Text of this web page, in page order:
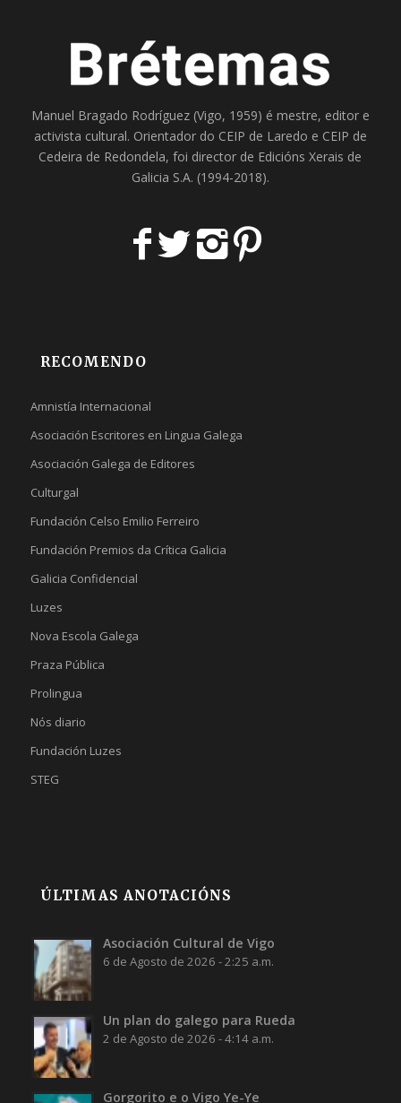
Manuel Bragado Rodríguez (Vigo, 1959) é mestre, editor e
activista cultural. Orientador do CEIP de Laredo e CEIP de
Cedeira de Redondela, foi director de Edicións Xerais de
Galicia S.A. (1994-2018).
RECOMENDO
Amnistía Internacional
Asociación Escritores en Lingua Galega
Asociación Galega de Editores
Culturgal
Fundación Celso Emilio Ferreiro
Fundación Premios da Crítica Galicia
Galicia Confidencial
Luzes
Nova Escola Galega
Praza Pública
Prolingua
Nós diario
Fundación Luzes
STEG
ÚLTIMAS ANOTACIÓNS
Asociación Cultural de Vigo
6 de Agosto de 2026 - 2:25 a.m.
Un plan do galego para Rueda
2 de Agosto de 2026 - 4:14 a.m.
Gorgorito e o Vigo Ye-Ye